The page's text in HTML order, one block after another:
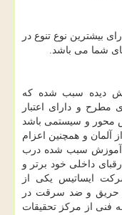
بیشترین نوع تنوع در
شما می باشد.
دیده سبب شده که
و دارای اعتبار
محور و سیستمی باشد
آلمان و همچنین اعزام
آموزش سبب شده درب
داخلی خود برتر و
ایساتیس یکی از
حریق و ضد سرقت در
فنی از مرکز تحقیقات